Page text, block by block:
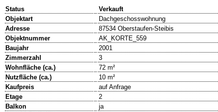
Status
Verkauft
Objektart
Dachgeschosswohnung
Adresse
87534 Oberstaufen-Steibis
Objektnummer
AK_KORTE_559
Baujahr
2001
Zimmerzahl
3
Wohnfläche (ca.)
72 m²
Nutzfläche (ca.)
10 m²
Kaufpreis
auf Anfrage
Etage
2
Balkon
ja